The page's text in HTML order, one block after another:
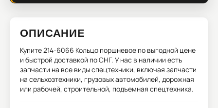
ОПИСАНИЕ
Купите214-6066 Кольцо поршневое по выгодной цене
и быстрой доставкой по СНГ. У нас в наличии есть
запчасти на все виды спецтехники, включая запчасти
на сельхозтехники, грузовых автомобилей, дорожная
или рабочей, строительной, подъемная спецтехника.